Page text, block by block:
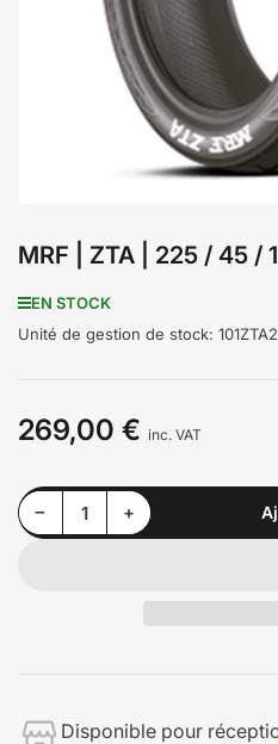
MRF | ZTA | 225 / 45 /
EN STOCK
Unité de gestion de stock:
Prix
269,00 € inc. VAT
−Diminuer la quantité pour MRF | ZTA | 225 / 45 / 15&quot;
Quantité +Augmenter la quantité pour MRF | ZTA | 225 / 45 / 15&quot;
Disponible pour